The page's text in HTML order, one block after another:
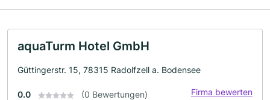
aquaTurm Hotel GmbH
Güttingerstr. 15, 78315 Radolfzell a. Bodensee
0.0 (0 Bewertungen) Firma bewerten